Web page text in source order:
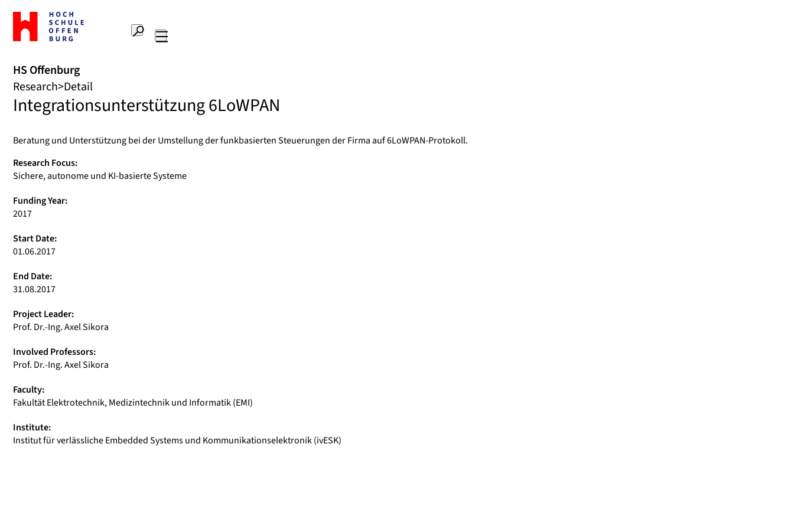
To
the
home
Offenburg
University
of
Applied
Sciences
Search
HS Offenburg
Research Detail
Integrationsunterstützung 6LoWPAN
Beratung und Unterstützung bei der Umstellung der funkbasierten Steuerungen der Firma auf 6LoWPAN-Protokoll.
Research Focus:
Sichere, autonome und KI-basierte Systeme
Funding Year:
2017
Start Date:
01.06.2017
End Date:
31.08.2017
Project Leader:
Prof. Dr.-Ing. Axel Sikora
Involved Professors:
Prof. Dr.-Ing. Axel Sikora
Faculty:
Fakultät Elektrotechnik, Medizintechnik und Informatik (EMI)
Institute:
Institut für verlässliche Embedded Systems und Kommunikationselektronik (ivESK)